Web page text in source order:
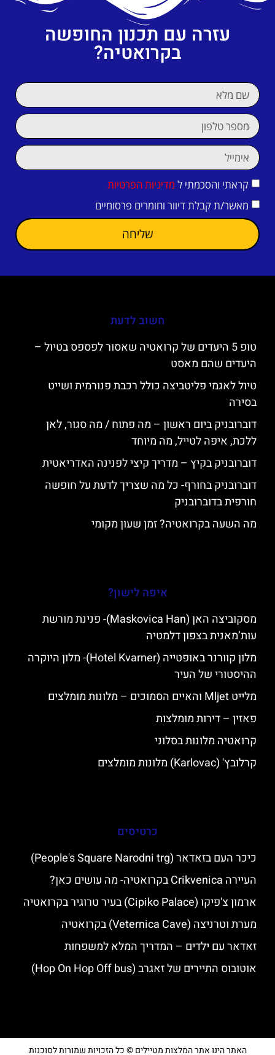
עזרה עם תכנון החופשה
בקרואטיה?
קראתי והסכמתי ל מדיניות הפרטיות
מאשר/ת קבלת דיוור וחומרים פרסומיים
שליחה
חשוב לדעת
טופ 5 היעדים של קרואטיה שאסור לפספס בטיול –
היעדים שהם מאסט
טיול לאגמי פליטביצה כולל רכבת פנורמית ושייט
בסירה
דוברובניק ביום ראשון – מה פתוח / מה סגור, לאן
ללכת, איפה לטייל, מה מיוחד
דוברובניק בקיץ – מדריך קיצי לפנינה האדריאטית
דוברובניק בחורף- כל מה שצריך לדעת על חופשה
חורפית בדוברובניק
מה השעה בקרואטיה? זמן שעון מקומי
איפה לישון?
מסקוביצה האן (Maskovica Han)- פנינת מורשת
עות’מאנית בצפון דלמטיה
מלון קוורנר באופטייה (Hotel Kvarner)- מלון היוקרה
ההיסטורי של העיר
מלייט Mljet והאיים הסמוכים – מלונות מומלצים
פאזין – דירות מומלצות
קרואטיה מלונות בסלוני
קרלובץ' (Karlovac) מלונות מומלצים
כרטיסים
כיכר העם בזאדאר (People's Square Narodni trg)
העיירה Crikvenica בקרואטיה- מה עושים כאן?
ארמון צ'פיקו (Cipiko Palace) בעיר טרוגיר בקרואטיה
מערת וטרניצה (Veternica Cave) בקרואטיה
זאדאר עם ילדים – המדריך המלא למשפחות
אוטובוס התיירים של זאגרב (Hop On Hop Off bus)
האתר הינו אתר המלצות מטיילים © כל הזכויות שמורות לסוכנות